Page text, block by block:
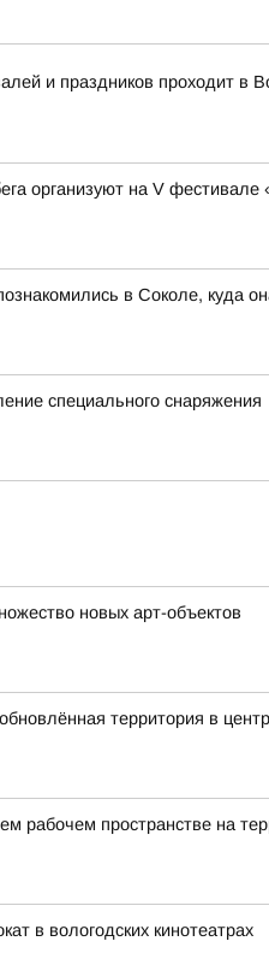
и праздников проходит в
организуют на V
в Соколе, куда
специального снаряжения
новых арт-объектов
территория в
пространстве на
в вологодских кинотеатрах